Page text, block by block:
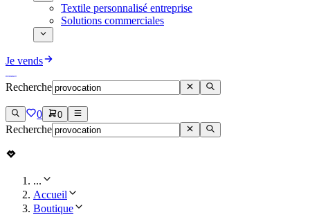
Textile personnalisé entreprise
Solutions commerciales
Je vends
Recherche
0 0
Recherche
...
Accueil
Boutique